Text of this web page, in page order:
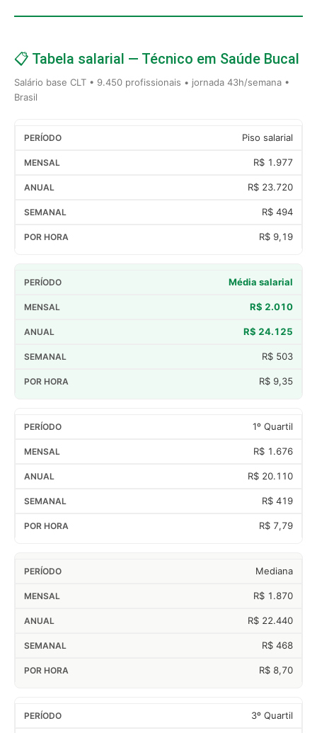
📋 Tabela salarial — Técnico em Saúde Bucal
Salário base CLT • 9.450 profissionais • jornada 43h/semana •
Brasil
Piso salarial
R$ 1.977
R$ 23.720
R$ 494
R$ 9,19
Média salarial
R$ 2.010
R$ 24.125
R$ 503
R$ 9,35
1º Quartil
R$ 1.676
R$ 20.110
R$ 419
R$ 7,79
Mediana
R$ 1.870
R$ 22.440
R$ 468
R$ 8,70
3º Quartil